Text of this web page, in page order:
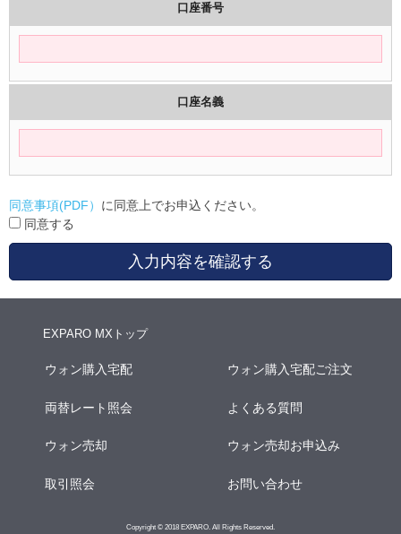
口座番号
口座名義
同意事項(PDF） に同意上でお申込ください。
同意する
入力内容を確認する
EXPARO MXトップ
ウォン購入宅配 ウォン購入宅配ご注文
両替レート照会 よくある質問
ウォン売却 ウォン売却お申込み
取引照会 お問い合わせ
Copyright © 2018 EXPARO. All Rights Reserved.